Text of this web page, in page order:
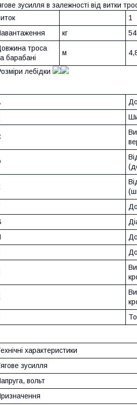
зусилля в залежності від витки
1
кг
троса
барабані
м
лебідки
характеристики
зусилля
вольт